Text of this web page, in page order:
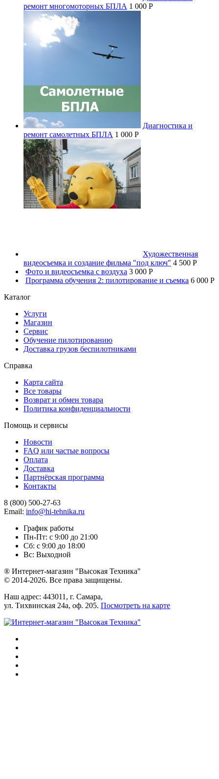
ремонт многомоторных БПЛА 1 000 P
Диагностика и
ремонт самолетных БПЛА 1 000 P
Художественная
видеосъемка и создание фильма "под ключ" 4 500 P
Фото и видеосъемка с воздуха 3 000 P
Программа обучения 2: пилотирование и съемка 6 000 P
Каталог
Услуги
Магазин
Сервис
Обучение пилотированию
Доставка грузов беспилотниками
Справка
Карта сайта
Все товары
Возврат и обмен товара
Политика конфиденциальности
Помощь и сервисы
Новости
FAQ или частые вопросы
Оплата
Доставка
Партнёрская программа
Контакты
8 (800) 500-27-63
Email: info@hi-tehnika.ru
График работы
Пн-Пт: с 9:00 до 21:00
Сб: с 9:00 до 18:00
Вс: Выходной
® Интернет-магазин "Высокая Техника"
© 2014-2026. Все права защищены.
Наш адрес: 443011, г. Самара,
ул. Тихвинская 24а, оф. 205. Посмотреть на карте